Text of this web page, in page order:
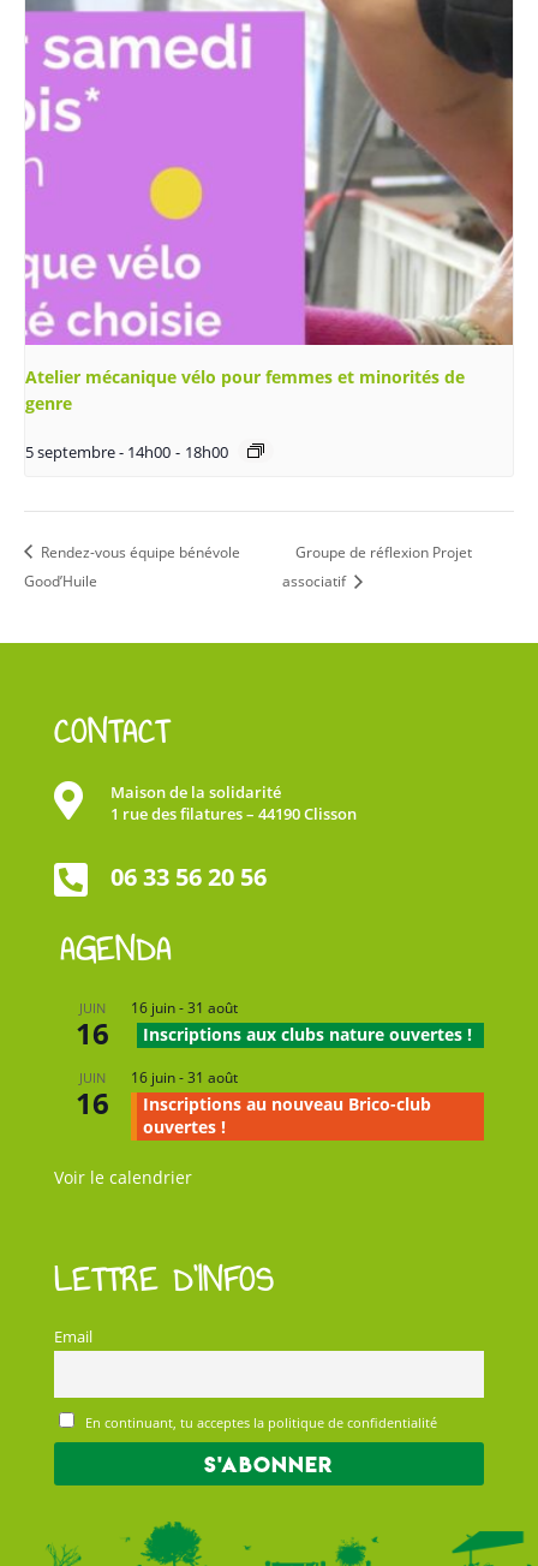
Atelier mécanique vélo pour femmes et minorités de
genre
5 septembre - 14h00 - 18h00
Rendez-vous équipe bénévole
Good’Huile
Groupe de réflexion Projet
associatif
CONTACT

Maison de la solidarité
1 rue des filatures – 44190 Clisson
 06 33 56 20 56
AGENDA
JUIN
16
16 juin-31 août
Inscriptions aux clubs nature ouvertes !
JUIN
16
16 juin-31 août
Inscriptions au nouveau Brico-club
ouvertes !
Voir le calendrier
LETTRE D’INFOS
Email
En continuant, tu acceptes la politique de confidentialité